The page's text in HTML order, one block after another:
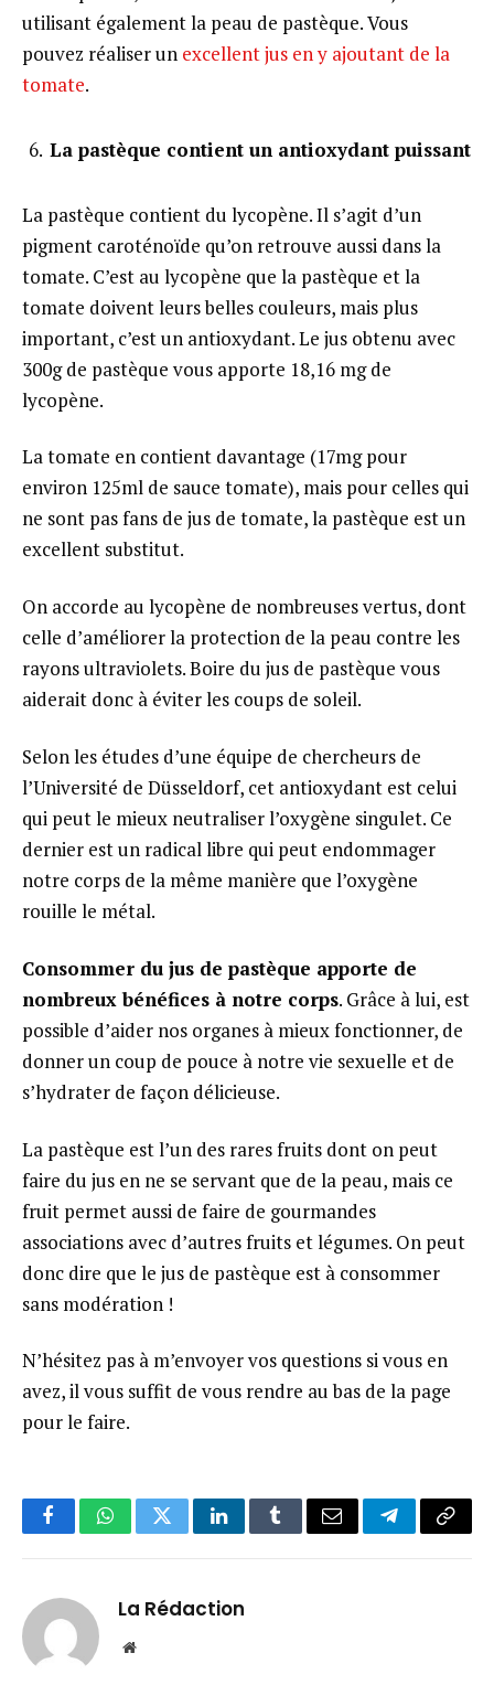
utilisant également la peau de pastèque. Vous
pouvez réaliser un excellent jus en y ajoutant de la
tomate.
La pastèque contient un antioxydant puissant
La pastèque contient du lycopène. Il s’agit d’un
pigment caroténoïde qu’on retrouve aussi dans la
tomate. C’est au lycopène que la pastèque et la
tomate doivent leurs belles couleurs, mais plus
important, c’est un antioxydant. Le jus obtenu avec
300g de pastèque vous apporte 18,16 mg de
lycopène.
La tomate en contient davantage (17mg pour
environ 125ml de sauce tomate), mais pour celles qui
ne sont pas fans de jus de tomate, la pastèque est un
excellent substitut.
On accorde au lycopène de nombreuses vertus, dont
celle d’améliorer la protection de la peau contre les
rayons ultraviolets. Boire du jus de pastèque vous
aiderait donc à éviter les coups de soleil.
Selon les études d’une équipe de chercheurs de
l’Université de Düsseldorf, cet antioxydant est celui
qui peut le mieux neutraliser l’oxygène singulet. Ce
dernier est un radical libre qui peut endommager
notre corps de la même manière que l’oxygène
rouille le métal.
Consommer du jus de pastèque apporte de
nombreux bénéfices à notre corps. Grâce à lui, est
possible d’aider nos organes à mieux fonctionner, de
donner un coup de pouce à notre vie sexuelle et de
s’hydrater de façon délicieuse.
La pastèque est l’un des rares fruits dont on peut
faire du jus en ne se servant que de la peau, mais ce
fruit permet aussi de faire de gourmandes
associations avec d’autres fruits et légumes. On peut
donc dire que le jus de pastèque est à consommer
sans modération !
N’hésitez pas à m’envoyer vos questions si vous en
avez, il vous suffit de vous rendre au bas de la page
pour le faire.
FacebookWhatsAppTwitterLinkedInTumblrEmail TelegramCopy
La Rédaction
Website